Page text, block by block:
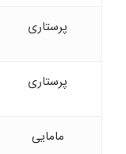
پرستاری
پرستاری
مامایی